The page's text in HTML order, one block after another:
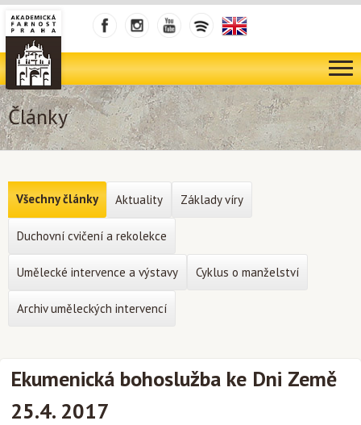
Články
Ekumenická bohoslužba ke Dni Země
25.4. 2017
Všechny články Aktuality Základy víry
Duchovní cvičení a rekolekce
Umělecké intervence a výstavy Cyklus o manželství
Archiv uměleckých intervencí